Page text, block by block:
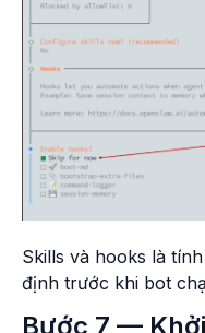
Skills và hooks là
định trước khi bot
Bước 7 —